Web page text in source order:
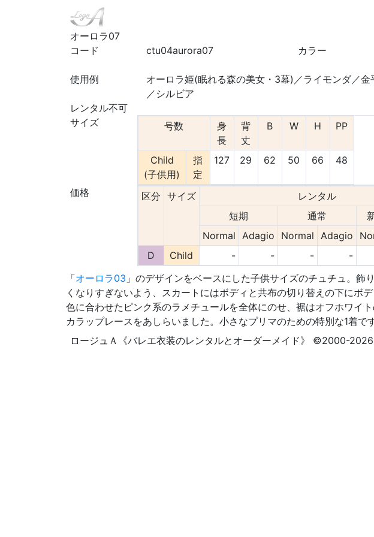
オーロラ07
コード
ctu04aurora07 カラー
使用例
オーロラ姫(眠れる森の美女・3幕)／ライモンダ／
／シルビア
レンタル不可
サイズ
号数
身
長
背
丈
B W H PP
Child
(子供用)
指
定
127 29 62 50 66 48
価格 区分 サイズ レンタル
短期 通常
Normal Adagio Normal Adagio
D
Child - - - -
「オーロラ03 」のデザインをベースにした子供サイズのチュチュ。飾
くなりすぎないよう、スカートにはボディと共布の切り替えの下にボ
色に合わせたピンク系のラメチュールを全体にのせ、裾はオフホワイト
カラップレースをあしらいました。小さなプリマのための特別な1着です
ロージュＡ《バレエ衣装のレンタルとオーダーメイド》 ©2000-